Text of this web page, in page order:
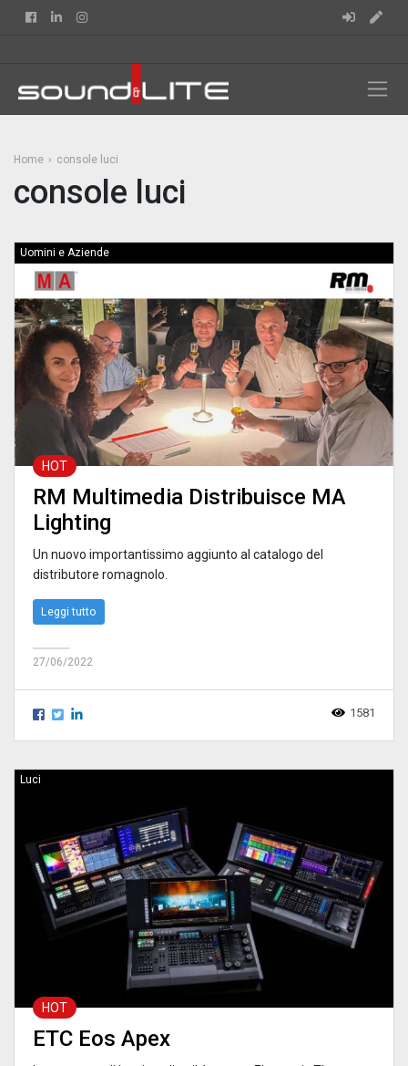
FacebookLinkedin
Home console luci
console luci
Uomini e Aziende
HOT
RM Multimedia Distribuisce MA
Lighting
Un nuovo importantissimo aggiunto al catalogo del
distributore romagnolo.
Leggi tutto
27/06/2022
1581
Luci
HOT
ETC Eos Apex